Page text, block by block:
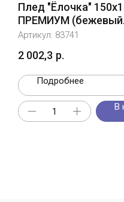
Плед "Ёлочка"
ПРЕМИУМ (бежевый
однотонное)
Артикул: 83741
2 002,3 р.
Подробнее
В